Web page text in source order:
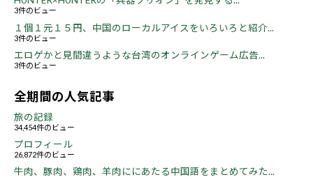
3件のビュー
１個１元１５円、中国のローカルアイスをいろいろと紹介...
3件のビュー
エロゲかと見間違うような台湾のオンラインゲーム広告...
3件のビュー
全期間の人気記事
旅の記録
34,454件のビュー
プロフィール
26,872件のビュー
牛肉、豚肉、鶏肉、羊肉ににあたる中国語をまとめてみた...